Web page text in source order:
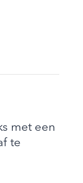
met een
te